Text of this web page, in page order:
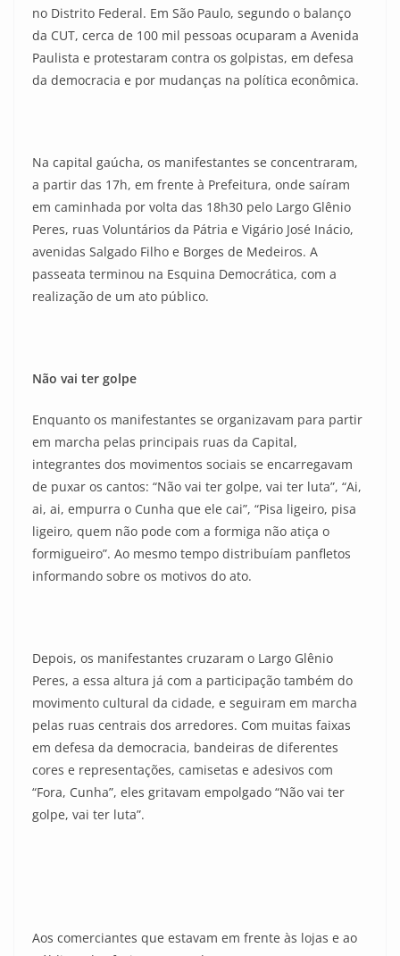
no Distrito Federal. Em São Paulo, segundo o balanço
da CUT, cerca de 100 mil pessoas ocuparam a Avenida
Paulista e protestaram contra os golpistas, em defesa
da democracia e por mudanças na política econômica.
Na capital gaúcha, os manifestantes se concentraram,
a partir das 17h, em frente à Prefeitura, onde saíram
em caminhada por volta das 18h30 pelo Largo Glênio
Peres, ruas Voluntários da Pátria e Vigário José Inácio,
avenidas Salgado Filho e Borges de Medeiros. A
passeata terminou na Esquina Democrática, com a
realização de um ato público.
Não vai ter golpe
Enquanto os manifestantes se organizavam para partir
em marcha pelas principais ruas da Capital,
integrantes dos movimentos sociais se encarregavam
de puxar os cantos: “Não vai ter golpe, vai ter luta”, “Ai,
ai, ai, empurra o Cunha que ele cai”, “Pisa ligeiro, pisa
ligeiro, quem não pode com a formiga não atiça o
formigueiro”. Ao mesmo tempo distribuíam panfletos
informando sobre os motivos do ato.
Depois, os manifestantes cruzaram o Largo Glênio
Peres, a essa altura já com a participação também do
movimento cultural da cidade, e seguiram em marcha
pelas ruas centrais dos arredores. Com muitas faixas
em defesa da democracia, bandeiras de diferentes
cores e representações, camisetas e adesivos com
“Fora, Cunha”, eles gritavam empolgado “Não vai ter
golpe, vai ter luta”.
Aos comerciantes que estavam em frente às lojas e ao